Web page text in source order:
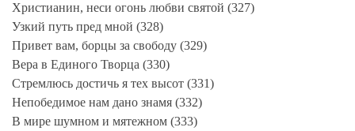
Христианин, неси огонь любви святой (327)
Узкий путь пред мной (328)
Привет вам, борцы за свободу (329)
Вера в Единого Творца (330)
Стремлюсь достичь я тех высот (331)
Непобедимое нам дано знамя (332)
В мире шумном и мятежном (333)